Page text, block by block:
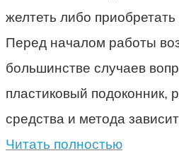
желтеть либо
Перед началом работы
большинстве случаев
пластиковый подоконник,
средства и метода
Читать полностью